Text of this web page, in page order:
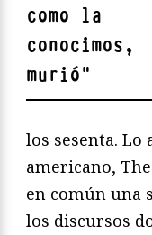
como la
conocimos,
murió"
los sesenta. Lo
americano,
en común una
los discursos